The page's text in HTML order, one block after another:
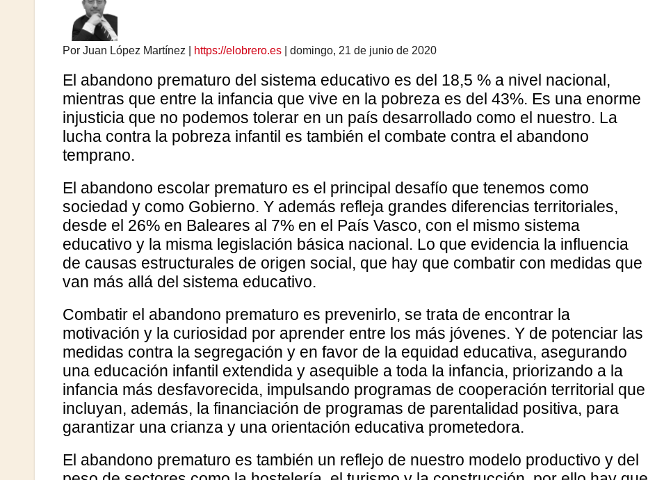
Por Juan López Martínez | https://elobrero.es | domingo, 21 de junio de 2020
El abandono prematuro del sistema educativo es del 18,5 % a nivel nacional,
mientras que entre la infancia que vive en la pobreza es del 43%. Es una enorme
injusticia que no podemos tolerar en un país desarrollado como el nuestro. La
lucha contra la pobreza infantil es también el combate contra el abandono
temprano.
El abandono escolar prematuro es el principal desafío que tenemos como
sociedad y como Gobierno. Y además refleja grandes diferencias territoriales,
desde el 26% en Baleares al 7% en el País Vasco, con el mismo sistema
educativo y la misma legislación básica nacional. Lo que evidencia la influencia
de causas estructurales de origen social, que hay que combatir con medidas que
van más allá del sistema educativo.
Combatir el abandono prematuro es prevenirlo, se trata de encontrar la
motivación y la curiosidad por aprender entre los más jóvenes. Y de potenciar las
medidas contra la segregación y en favor de la equidad educativa, asegurando
una educación infantil extendida y asequible a toda la infancia, priorizando a la
infancia más desfavorecida, impulsando programas de cooperación territorial que
incluyan, además, la financiación de programas de parentalidad positiva, para
garantizar una crianza y una orientación educativa prometedora.
El abandono prematuro es también un reflejo de nuestro modelo productivo y del